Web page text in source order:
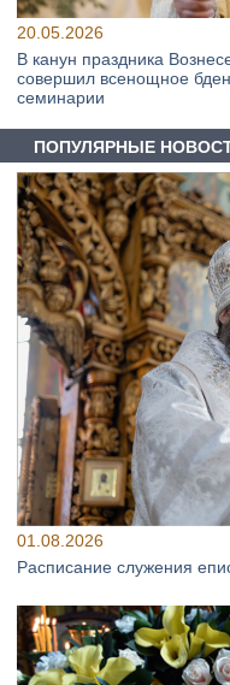
20.05.2026
В канун праздника
совершил всенощное
семинарии
ПОПУЛЯРНЫЕ
01.08.2026
Расписание служения